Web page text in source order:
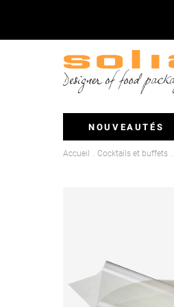
NOUVEAUTÉS
Accueil Cocktails et buffets